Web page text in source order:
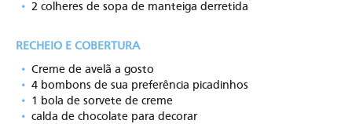
2 colheres de sopa de manteiga derretida
RECHEIO E COBERTURA
Creme de avelã a gosto
4 bombons de sua preferência picadinhos
1 bola de sorvete de creme
calda de chocolate para decorar